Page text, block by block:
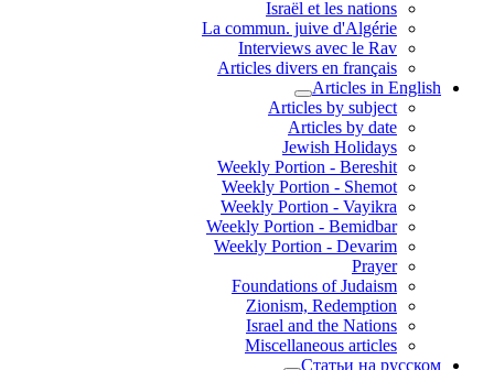
Israël et les nations
La commun. juive d'Algérie
Interviews avec le Rav
Articles divers en français
Articles in English
Articles by subject
Articles by date
Jewish Holidays
Weekly Portion - Bereshit
Weekly Portion - Shemot
Weekly Portion - Vayikra
Weekly Portion - Bemidbar
Weekly Portion - Devarim
Prayer
Foundations of Judaism
Zionism, Redemption
Israel and the Nations
Miscellaneous articles
Статьи на русском